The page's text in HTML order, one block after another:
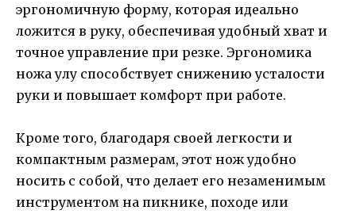
эргономичную форму, которая идеально
ложится в руку, обеспечивая удобный хват и
точное управление при резке. Эргономика
ножа улу способствует снижению усталости
руки и повышает комфорт при работе.
Кроме того, благодаря своей легкости и
компактным размерам, этот нож удобно
носить с собой, что делает его незаменимым
инструментом на пикнике, походе или